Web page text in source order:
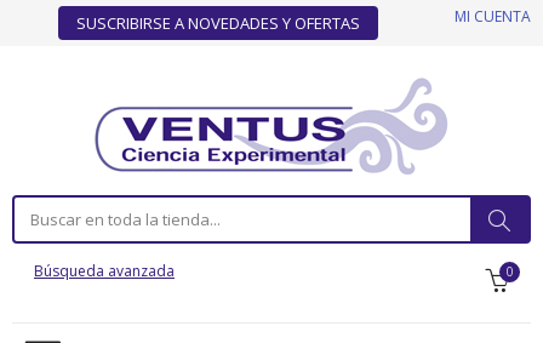
SUSCRIBIRSE A NOVEDADES Y OFERTAS MI CUENTA
Búsqueda avanzada 0